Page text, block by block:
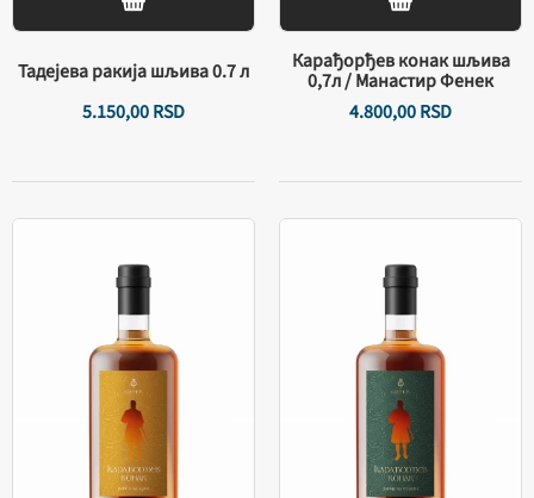
Тадејева ракија шљива 0.7 л
5.150,00RSD
Карађорђев конак шљива
0,7л / Манастир Фенек
4.800,00RSD